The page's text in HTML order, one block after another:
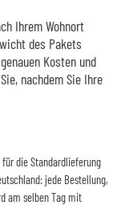
Ihrem Wohnort
des Pakets
Kosten und
nachdem Sie Ihre
die Standardlieferung
jede Bestellung,
am selben Tag mit